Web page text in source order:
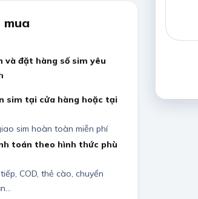
mua
và đặt hàng số sim yêu
sim tại cửa hàng hoặc tại
sim hoàn toàn miễn phí
toán theo hình thức phù
COD, thẻ cào, chuyển